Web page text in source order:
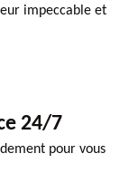
impeccable et
24/7
pour vous